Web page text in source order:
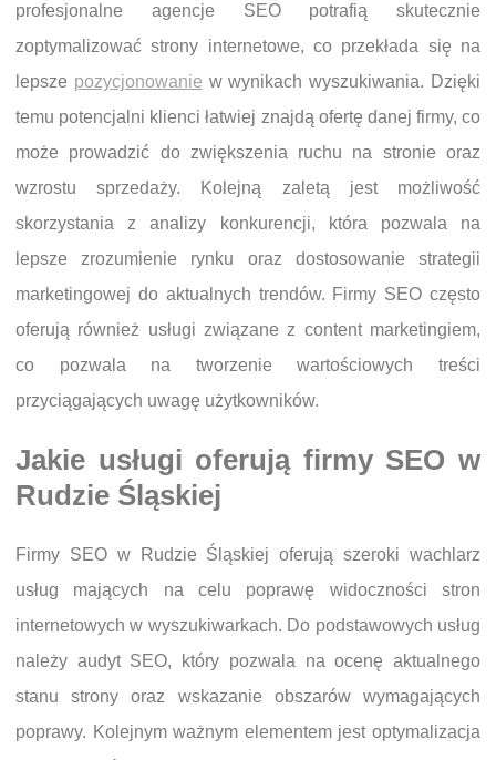
profesjonalne agencje SEO potrafią skutecznie
zoptymalizować strony internetowe, co przekłada się na
lepsze pozycjonowanie w wynikach wyszukiwania. Dzięki
temu potencjalni klienci łatwiej znajdą ofertę danej firmy, co
może prowadzić do zwiększenia ruchu na stronie oraz
wzrostu sprzedaży. Kolejną zaletą jest możliwość
skorzystania z analizy konkurencji, która pozwala na
lepsze zrozumienie rynku oraz dostosowanie strategii
marketingowej do aktualnych trendów. Firmy SEO często
oferują również usługi związane z content marketingiem,
co pozwala na tworzenie wartościowych treści
przyciągających uwagę użytkowników.
Jakie usługi oferują firmy SEO w
Rudzie Śląskiej
Firmy SEO w Rudzie Śląskiej oferują szeroki wachlarz
usług mających na celu poprawę widoczności stron
internetowych w wyszukiwarkach. Do podstawowych usług
należy audyt SEO, który pozwala na ocenę aktualnego
stanu strony oraz wskazanie obszarów wymagających
poprawy. Kolejnym ważnym elementem jest optymalizacja